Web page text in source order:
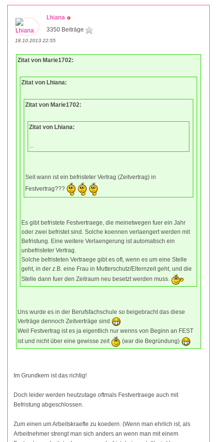
Lhiana
3350 Beiträge
18.10.2013 22:55
Zitat von Marie1702:
Zitat von Lhiana:
Zitat von Marie1702:
Zitat von Lhiana:
...
Seit wann ist ein befristeter Vertrag (Zeitvertrag) in
Festvertrag???
Es gibt befristete Festvertraege, die meinetwegen fuer ein Jahr
oder zwei befristet sind. Solche koennen verlaengert werden mit
Befristung. Eine weitere Verlaengerung ist automatisch ein
unbefristeter Vertrag.
Solche befristeten Vertraege gibt es oft, wenn es um eine Stelle
geht, in der z.B. eine Frau in Mutterschutz/Elternzeit geht, und die
Stelle dann fuer den Zeitraum neu besetzt werden muss.
Uns wurde es in der Berufsfachschule so beigebracht das diese
Verträge dennoch Zeitverträge sind
Weil Festvertrag ist es ja eigentlich nur wenns von Beginn an FEST
ist und nicht über eine gewisse zeit
(war die Begründung)
Im Grundkern ist das richtig!
Doch leider werden heutzutage oftmals Festvertraege auch mit
Befristung abgeschlossen.
Zum einen um Arbeitskraefte zu koedern. (Wenn man ehrlich ist, als
Arbeitnehmer strengt man sich anders an wenn man mit einem